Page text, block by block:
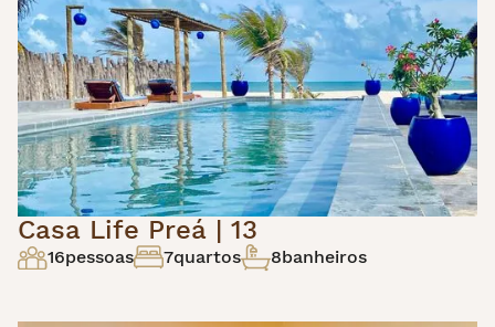
Casa Life Preá | 13
16pessoas 7quartos 8banheiros